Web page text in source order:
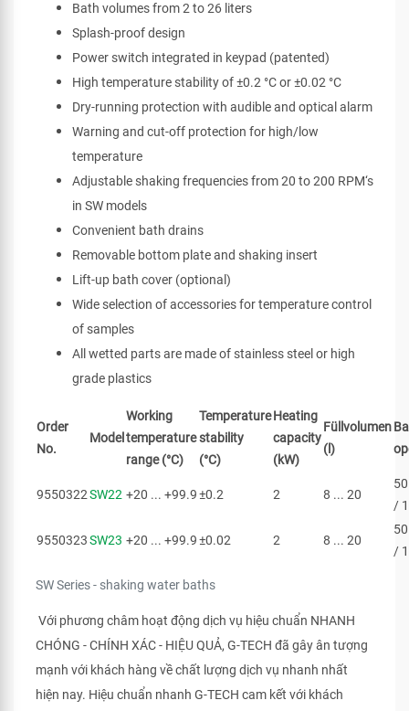
Bath volumes from 2 to 26 liters
Splash-proof design
Power switch integrated in keypad (patented)
High temperature stability of ±0.2 °C or ±0.02 °C
Dry-running protection with audible and optical alarm
Warning and cut-off protection for high/low
temperature
Adjustable shaking frequencies from 20 to 200 RPM‘s
in SW models
Convenient bath drains
Removable bottom plate and shaking insert
Lift-up bath cover (optional)
Wide selection of accessories for temperature control
of samples
All wetted parts are made of stainless steel or high
grade plastics
SW Series - shaking water baths
Order
No.
Model
Working
temperature
range (°C)
Temperature
stability
(°C)
Heating
capacity
(kW)
Füllvolumen
(l)
9550322SW22 +20 ... +99.9±0.2 2 8 ... 20
/
9550323SW23 +20 ... +99.9±0.02 2 8 ... 20
/
Với phương châm hoạt động dịch vụ hiệu chuẩn NHANH
CHÓNG - CHÍNH XÁC - HIỆU QUẢ, G-TECH đã gây ân tượng
mạnh với khách hàng về chất lượng dịch vụ nhanh nhất
hiện nay. Hiệu chuẩn nhanh G-TECH cam kết với khách